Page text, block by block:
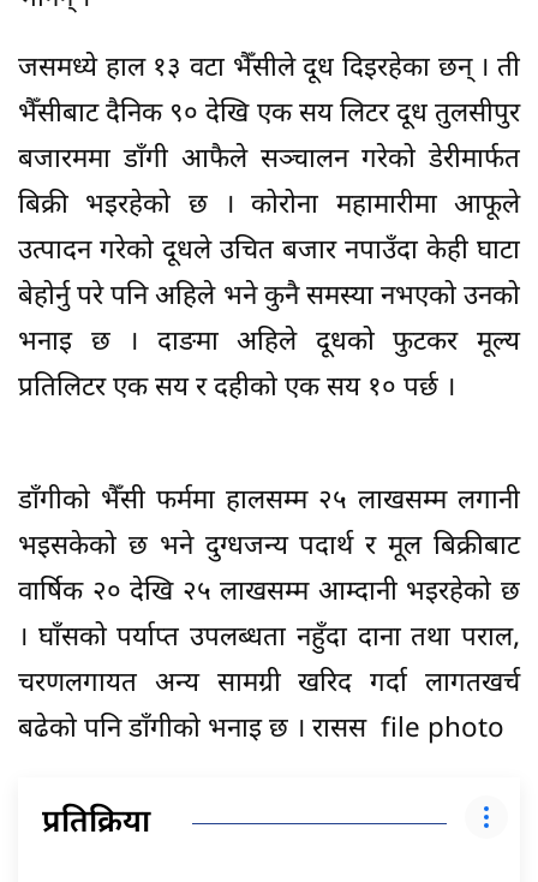
जसमध्ये हाल १३ वटा भैँसीले दूध दिइरहेका छन् । ती
भैँसीबाट दैनिक ९० देखि एक सय लिटर दूध तुलसीपुर
बजारममा डाँगी आफैले सञ्चालन गरेको डेरीमार्फत
बिक्री भइरहेको छ । कोरोना महामारीमा आफूले
उत्पादन गरेको दूधले उचित बजार नपाउँदा केही घाटा
बेहोर्नु परे पनि अहिले भने कुनै समस्या नभएको उनको
भनाइ छ । दाङमा अहिले दूधको फुटकर मूल्य
प्रतिलिटर एक सय र दहीको एक सय १० पर्छ ।
डाँगीको भैँसी फर्ममा हालसम्म २५ लाखसम्म लगानी
भइसकेको छ भने दुग्धजन्य पदार्थ र मूल बिक्रीबाट
वार्षिक २० देखि २५ लाखसम्म आम्दानी भइरहेको छ
। घाँसको पर्याप्त उपलब्धता नहुँदा दाना तथा पराल,
चरणलगायत अन्य सामग्री खरिद गर्दा लागतखर्च
बढेको पनि डाँगीको भनाइ छ । रासस file photo
प्रतिक्रिया